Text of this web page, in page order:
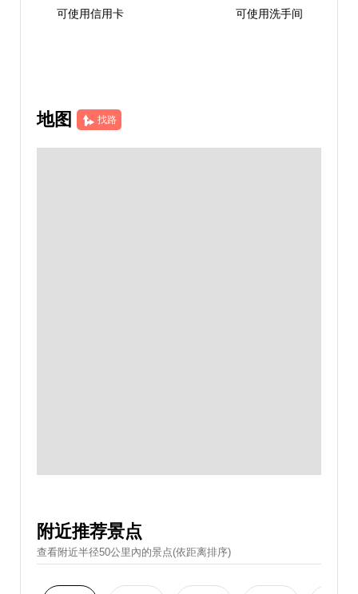
可使用信用卡 可使用洗手间
地图 找路
附近推荐景点
查看附近半径50公里內的景点(依距离排序)